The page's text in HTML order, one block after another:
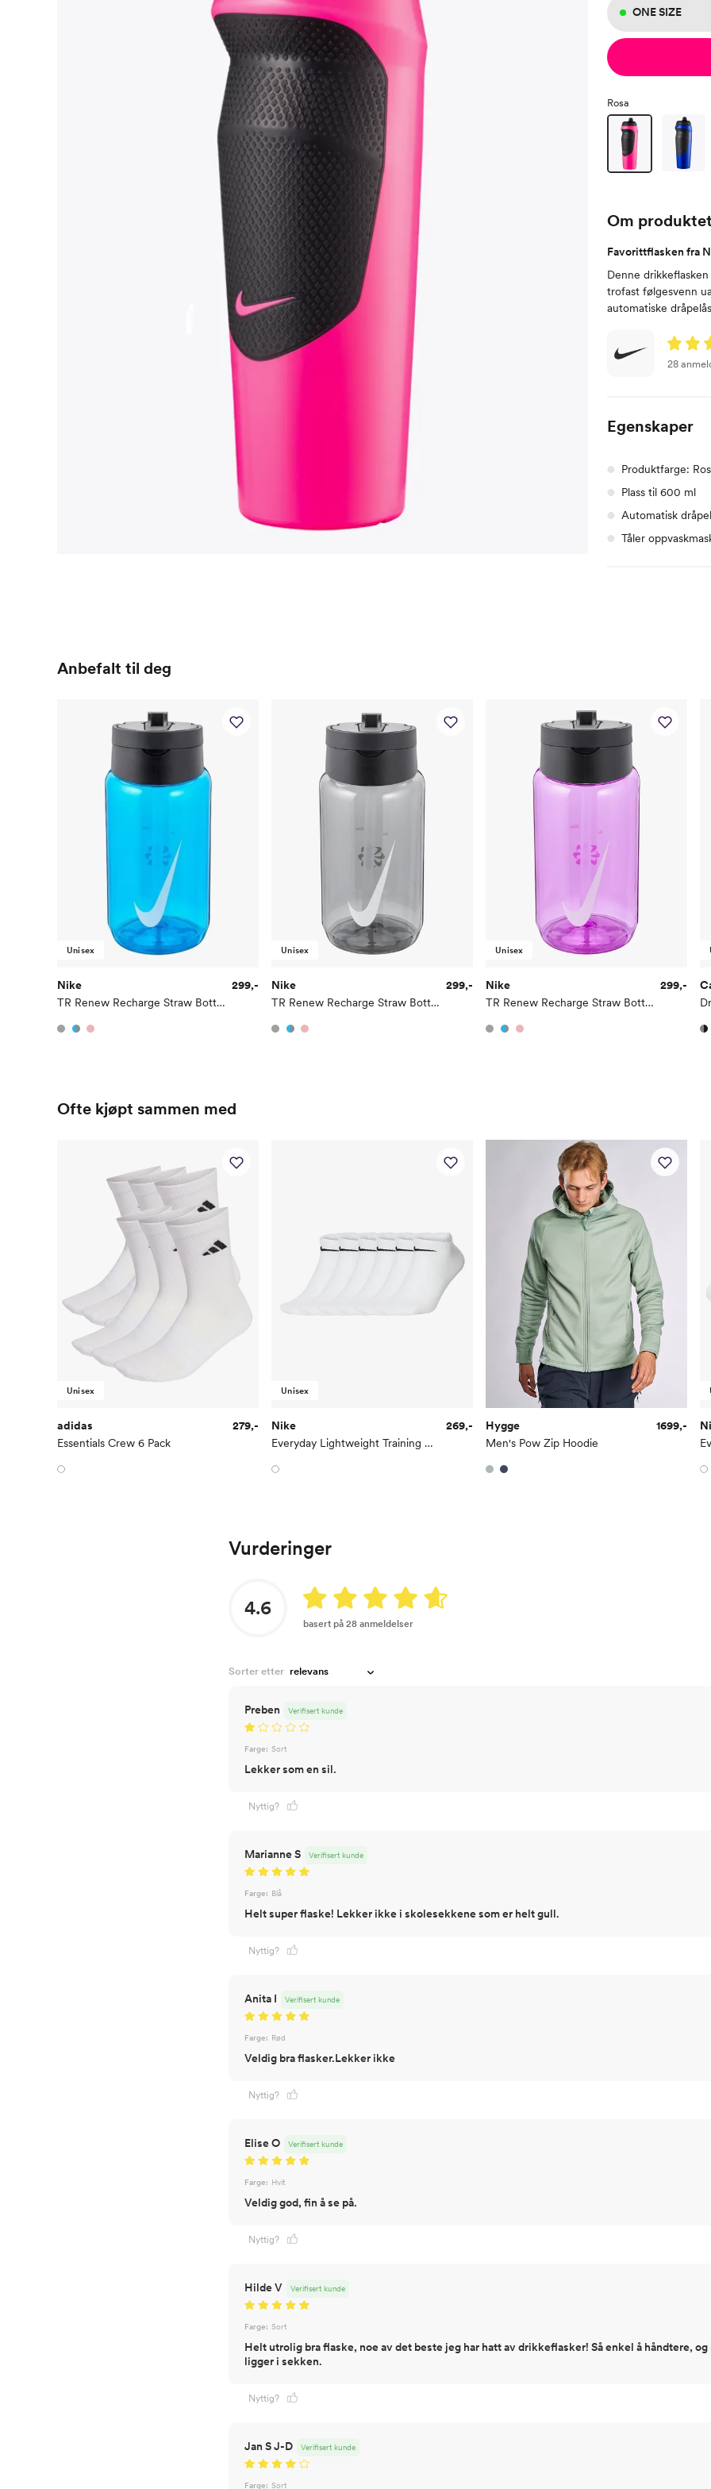
ONE SIZE
Rosa
Om produktet
Favorittflasken fra
Denne
trofast følgesvenn
automatiske
28
Egenskaper
Produktfarge:
Plass til 600 ml
Automatisk
Tåler
Anbefalt til deg
Unisex
Nike
TR Renew Recharge Straw Bottle 473ml
299,-
Unisex
Nike
TR Renew Recharge Straw Bottle 473ml
299,-
Unisex
Nike
TR Renew Recharge Straw Bottle 473ml
299,-
Ofte kjøpt sammen med
Unisex
adidas
Essentials Crew 6 Pack
279,-
Unisex
Nike
Everyday Lightweight Training No-Show Socks 6pk
269,-
Hygge
Men's Pow Zip Hoodie
1699,-
Vurderinger
4.6
basert på 28 anmeldelser
Sorter etter
Preben Verifisert kunde
Farge: Sort
Lekker som en sil.
Nyttig?
Marianne S Verifisert kunde
Farge: Blå
Helt super flaske! Lekker ikke i skolesekkene som er helt gull.
Nyttig?
Anita I Verifisert kunde
Farge: Rød
Veldig bra flasker.Lekker ikke
Nyttig?
Elise O Verifisert kunde
Farge: Hvit
Veldig god, fin å se på.
Nyttig?
Hilde V Verifisert kunde
Farge: Sort
Helt utrolig bra flaske, noe av det beste jeg har hatt av drikkeflasker! Så enkel å håndtere,
ligger i sekken.
Nyttig?
Jan S J-D Verifisert kunde
Farge: Sort